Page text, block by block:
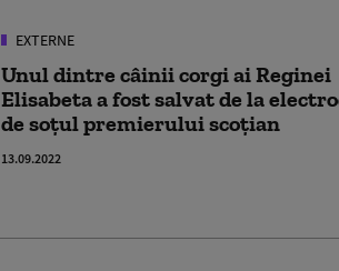
EXTERNE
Unul dintre câinii corgi ai Reginei
Elisabeta a fost salvat de la
de soțul premierului scoțian
13.09.2022